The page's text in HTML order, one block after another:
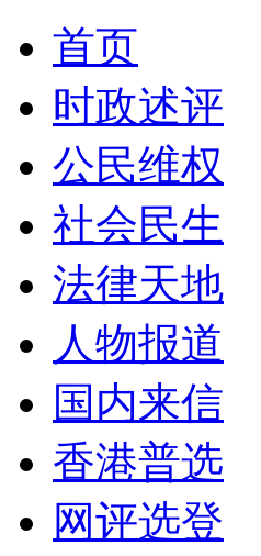
首页
时政述评
公民维权
社会民生
法律天地
人物报道
国内来信
香港普选
网评选登